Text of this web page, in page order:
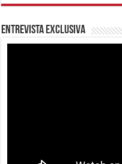
Entrevista Exclusiva